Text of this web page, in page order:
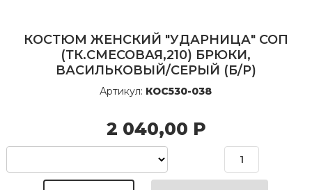
КОСТЮМ ЖЕНСКИЙ "УДАРНИЦА" СОП
(ТК.СМЕСОВАЯ,210) БРЮКИ,
ВАСИЛЬКОВЫЙ/СЕРЫЙ (Б/Р)
Артикул: КОС530-038
2 040,00 Р